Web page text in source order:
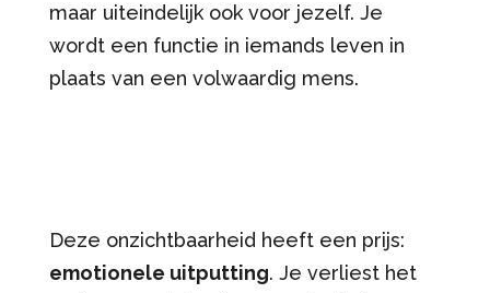
maar uiteindelijk ook voor jezelf. Je
wordt een functie in iemands leven in
plaats van een volwaardig mens.
Deze onzichtbaarheid heeft een prijs:
emotionele uitputting. Je verliest het